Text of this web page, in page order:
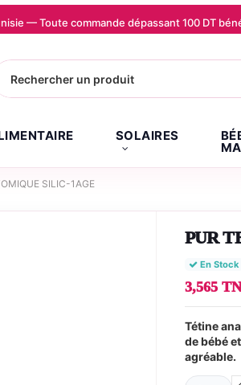
— Toute commande dépassant 100 DT
SOLAIRES
SILIC-1AGE
PUR
En Stock
3,565
Tétine
de bébé
agréable.